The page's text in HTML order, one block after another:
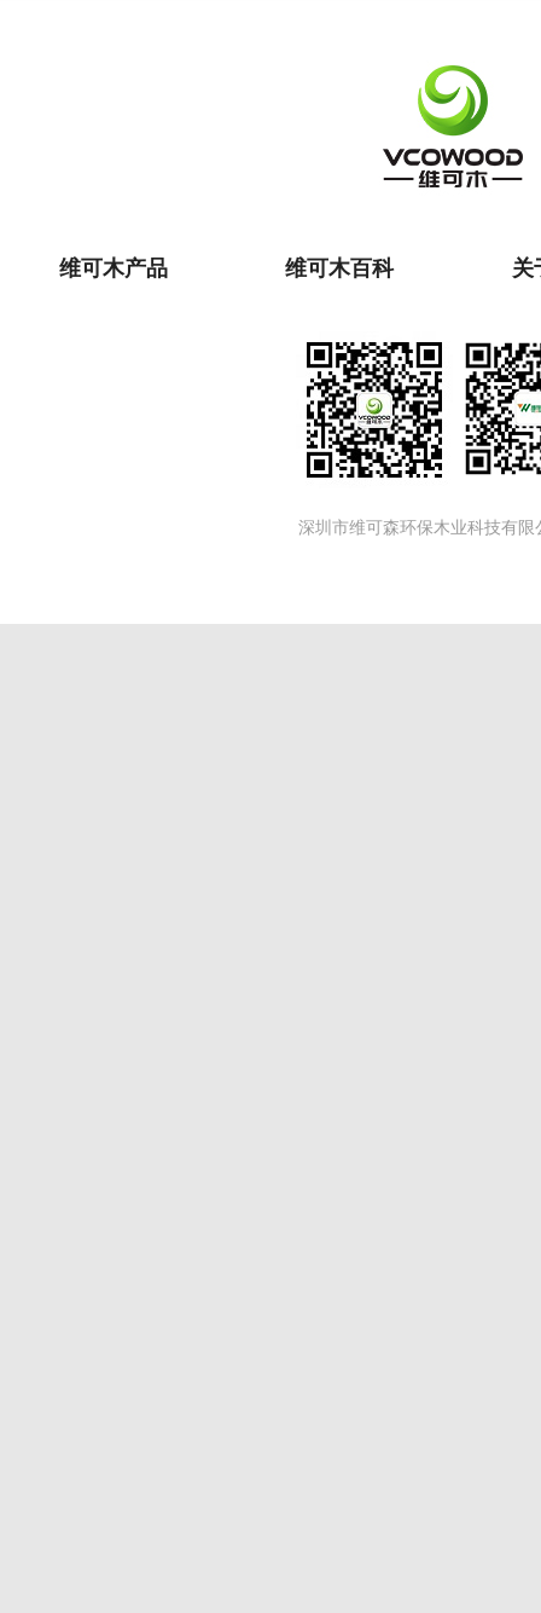
维可木产品 维可木百科 关
深圳市维可森环保木业科技有限